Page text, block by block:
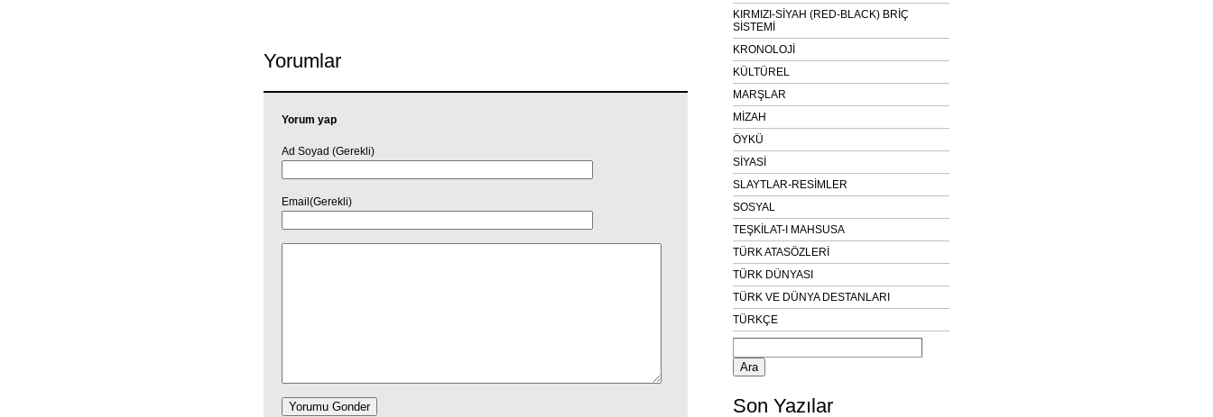
Yorumlar
Yorum yap
Ad Soyad (Gerekli)
Email(Gerekli)
KIRMIZI-SİYAH (RED-BLACK) BRİÇ
SİSTEMİ
KRONOLOJİ
KÜLTÜREL
MARŞLAR
MİZAH
ÖYKÜ
SİYASİ
SLAYTLAR-RESİMLER
SOSYAL
TEŞKİLAT-I MAHSUSA
TÜRK ATASÖZLERİ
TÜRK DÜNYASI
TÜRK VE DÜNYA DESTANLARI
TÜRKÇE
Arama:
Son Yazılar